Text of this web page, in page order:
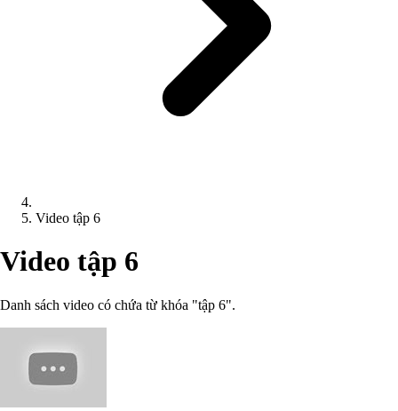
Video tập 6
Video tập 6
Danh sách video có chứa từ khóa "tập 6".